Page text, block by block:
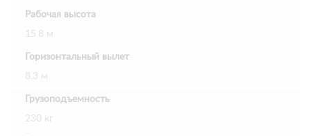
Рабочая высота
15.8 м
Горизонтальный вылет
8.3 м
Грузоподъемность
230 кг